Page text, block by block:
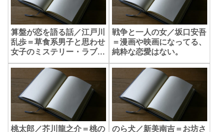
算盤が恋を語る話／江戸川
乱歩＝草食系男子と思わせ
女子のミステリー・ラブコ
メ。
戦争と一人の女／坂口安吾
＝漫画や映画になってる、
純粋な恋愛はない。
桃太郎／芥川龍之介＝桃の
のら犬／新美南吉＝お坊さ